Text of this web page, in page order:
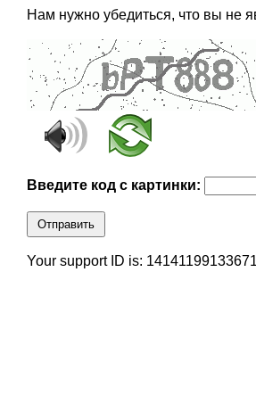
Нам нужно убедиться, что вы не
Введите код с картинки:
Отправить
Your support ID is: